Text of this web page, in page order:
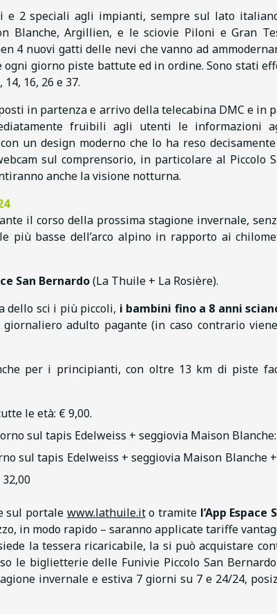
2 speciali agli impianti, sempre sul lato
Blanche, Argillien, e le sciovie Piloni e Gran
4 nuovi gatti delle nevi che vanno ad
ogni giorno piste battute ed in ordine. Sono stati
16, 26 e 37.
in partenza e arrivo della telecabina DMC e in
fruibili agli utenti le informazioni
un design moderno che lo ha reso
sul comprensorio, in particolare al Piccolo
anche la visione notturna.
il corso della prossima stagione invernale,
più basse dell’arco alpino in rapporto ai
San Bernardo(La Thuile + La Rosière).
dello sci i più piccoli, i bambini fino a 8 anni
adulto pagante (in caso contrario
per i principianti, con oltre 13 km di piste
le età: € 9,00.
sul tapis Edelweiss + seggiovia Maison Blanche:
sul tapis Edelweiss + seggiovia Maison Blanche
sul portale www.lathuile.ito tramite l’App Espace
in modo rapido – saranno applicate tariffe
la tessera ricaricabile, la si può acquistare
le biglietterie delle Funivie Piccolo San
invernale e estiva 7 giorni su 7 e 24/24,